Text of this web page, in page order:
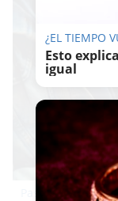
Pasaportes que
¿EL TIEMPO
Esto
igual